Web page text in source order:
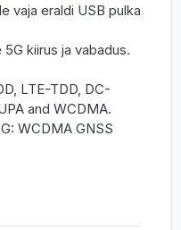
vaja eraldi USB pulka
kiirus ja vabadus.
LTE-TDD, DC-
and WCDMA.
WCDMA GNSS